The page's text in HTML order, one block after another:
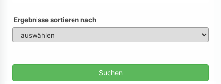
Ergebnisse sortieren nach
Suchen